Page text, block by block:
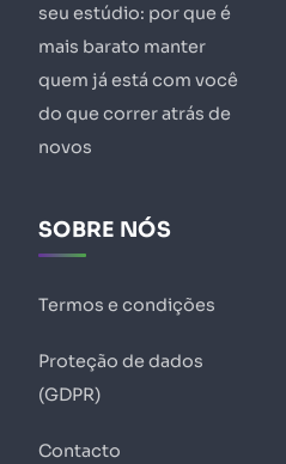
seu estúdio: por que é
mais barato manter
quem já está com você
do que correr atrás de
novos
SOBRE NÓS
Termos e condições
Proteção de dados
(GDPR)
Contacto